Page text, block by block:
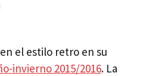
el estilo retro en su
invierno 2015/2016. La